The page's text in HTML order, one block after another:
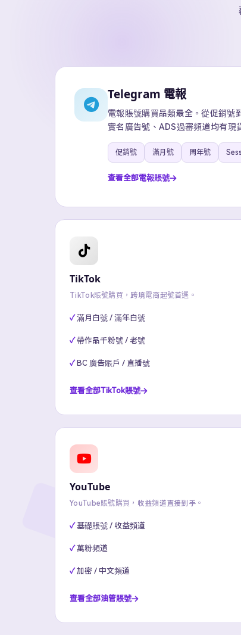
Telegram 電報
電報賬號購買品類最全。從促銷號
實名廣告號、ADS過審頻道均有現
促銷號 滿月號 周年號
查看全部電報賬號
TikTok
TikTok賬號購買，跨境電商起號首選。
滿月白號 / 滿年白號
帶作品千粉號 / 老號
BC 廣告賬戶 / 直播號
查看全部TikTok賬號
YouTube
YouTube賬號購買，收益頻道直接到手。
基礎賬號 / 收益頻道
萬粉頻道
加密 / 中文頻道
查看全部油管賬號